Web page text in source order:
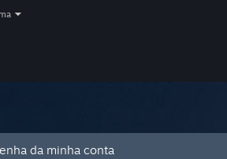
da minha conta